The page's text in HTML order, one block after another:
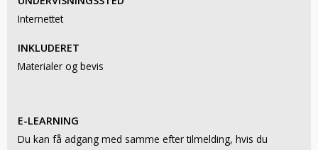
Internettet
INKLUDERET
Materialer og bevis
E-LEARNING
Du kan få adgang med samme efter tilmelding, hvis du